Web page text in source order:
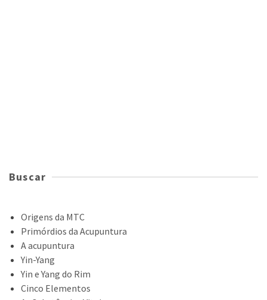
Buscar
Origens da MTC
Primórdios da Acupuntura
A acupuntura
Yin-Yang
Yin e Yang do Rim
Cinco Elementos